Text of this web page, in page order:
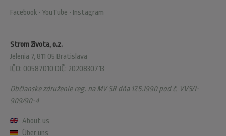
Strom života, o.z.
Jelenia 7, 811 05 Bratislava
IČO: 00587010 DIČ: 2020830713
Občianske združenie reg. na MV SR dňa 17.5.1990 pod č. VVS/1-
909/90-4
About us
Über uns
Facebook • YouTube • Instagram